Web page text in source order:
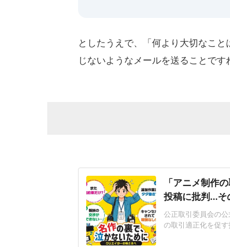
としたうえで、「何より大切なこ
じないようなメールを送ることで
「アニメ制作
投稿に批判...そ
公正取引委員会の
の取引適正化を促